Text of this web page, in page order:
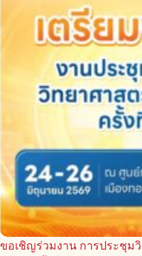
ขอเชิญร่วมงาน การประชุม